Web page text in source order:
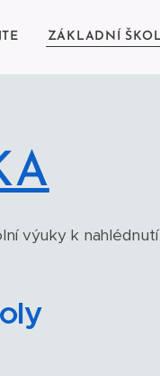
ZÁKLADNÍ
výuky k